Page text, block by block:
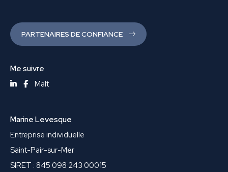
PARTENAIRES DE CONFIANCE
Me suivre
Malt
Marine Levesque
Entreprise individuelle
Saint-Pair-sur-Mer
SIRET : 845 098 243 00015